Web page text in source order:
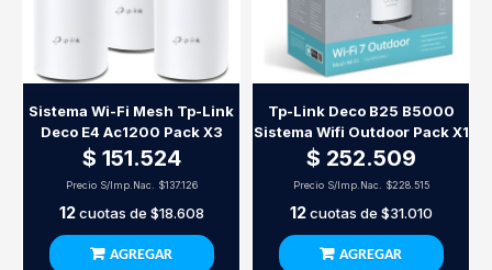
Sistema Wi-Fi Mesh Tp-Link
Deco E4 Ac1200 Pack X3
$ 151.524
Precio S/Imp.Nac. $137.126
12cuotas de $18.608
AGREGAR
Tp-Link Deco B25 B5000
Sistema Wifi Outdoor Pack X1
$ 252.509
Precio S/Imp.Nac. $228.515
12cuotas de $31.010
AGREGAR